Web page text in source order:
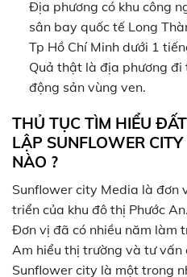
Địa phương có khu công
sân bay quốc tế Long
Tp Hồ Chí Minh dưới 1
Quả thật là địa phương
động sản vùng ven.
THỦ TỤC TÌM HIỂU
LẬP SUNFLOWER
NÀO ?
Sunflower city Media là đơn
triển của khu đô thị Phước An.
Đơn vị đã có nhiều năm làm
Am hiểu thị trường và tư vấn
Sunflower city là một trong